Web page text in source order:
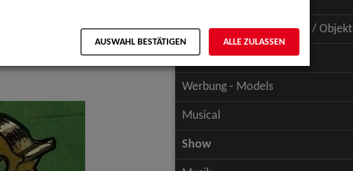
Schauspiel - Figur / Puppe / Objekt
Werbung - Talents
Werbung - Models
Musical
Show
AUSWAHL BESTÄTIGEN ALLE ZULASSEN